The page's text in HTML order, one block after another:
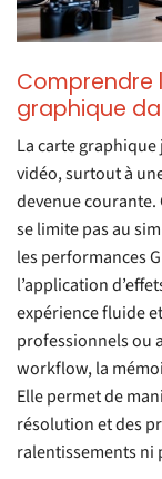
Comprendre
graphique
La carte
vidéo, surtout à
devenue courante.
se limite pas au
les performances
l’application
expérience fluide
professionnels ou
workflow, la
Elle permet de
résolution et des
ralentissements ni